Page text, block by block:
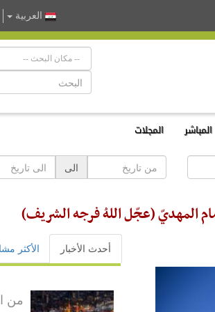
العربية
المجلات
الى
المهديّ (عجّل اللهُ فرجه الشريف)
أحدث الأخبار الأكثر
من